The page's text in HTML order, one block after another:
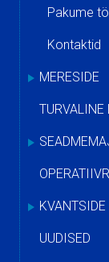
Pakume
Kontaktid
MERESIDE
TURVALINE
KVANTSIDE
UUDISED